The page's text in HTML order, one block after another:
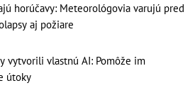
horúčavy: Meteorológovia varujú pred
aj požiare
vytvorili vlastnú AI: Pomôže im
útoky